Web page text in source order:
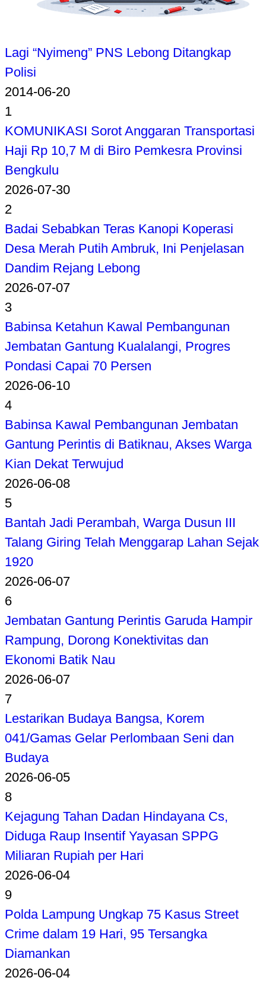
Lagi “Nyimeng” PNS Lebong Ditangkap
Polisi
2014-06-20
1
KOMUNIKASI Sorot Anggaran Transportasi
Haji Rp 10,7 M di Biro Pemkesra Provinsi
Bengkulu
2026-07-30
2
Badai Sebabkan Teras Kanopi Koperasi
Desa Merah Putih Ambruk, Ini Penjelasan
Dandim Rejang Lebong
2026-07-07
3
Babinsa Ketahun Kawal Pembangunan
Jembatan Gantung Kualalangi, Progres
Pondasi Capai 70 Persen
2026-06-10
4
Babinsa Kawal Pembangunan Jembatan
Gantung Perintis di Batiknau, Akses Warga
Kian Dekat Terwujud
2026-06-08
5
Bantah Jadi Perambah, Warga Dusun III
Talang Giring Telah Menggarap Lahan Sejak
1920
2026-06-07
6
Jembatan Gantung Perintis Garuda Hampir
Rampung, Dorong Konektivitas dan
Ekonomi Batik Nau
2026-06-07
7
Lestarikan Budaya Bangsa, Korem
041/Gamas Gelar Perlombaan Seni dan
Budaya
2026-06-05
8
Kejagung Tahan Dadan Hindayana Cs,
Diduga Raup Insentif Yayasan SPPG
Miliaran Rupiah per Hari
2026-06-04
9
Polda Lampung Ungkap 75 Kasus Street
Crime dalam 19 Hari, 95 Tersangka
Diamankan
2026-06-04